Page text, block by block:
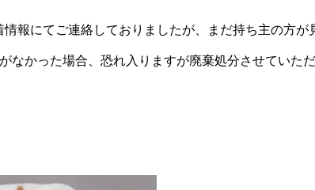
報にてご連絡しておりましたが、まだ持ち主の方が
なかった場合、恐れ入りますが廃棄処分させていただ